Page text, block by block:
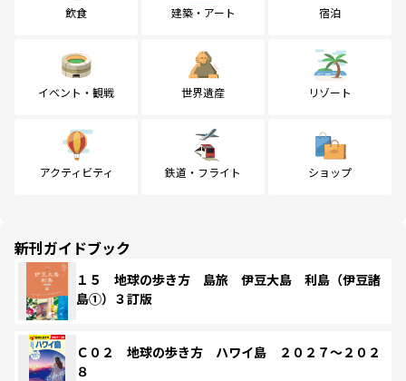
飲食 建築・アート 宿泊
イベント・観戦 世界遺産 リゾート
アクティビティ 鉄道・フライト ショップ
新刊ガイドブック
１５ 地球の歩き方 島旅 伊豆大島 利島（伊豆諸
島①）３訂版
Ｃ０２ 地球の歩き方 ハワイ島 ２０２７～２０２
８